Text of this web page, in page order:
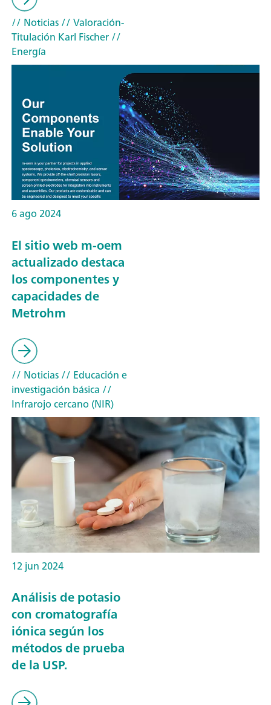
// Noticias// Valoración-
Titulación Karl Fischer//
Energía
6 ago 2024
El sitio web m-oem
actualizado destaca
los componentes y
capacidades de
Metrohm
// Noticias// Educación e
investigación básica //
Infrarojo cercano (NIR)
12 jun 2024
Análisis de potasio
con cromatografía
iónica según los
métodos de prueba
de la USP.